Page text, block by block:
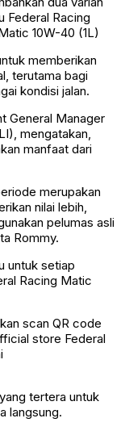
Federal Racing
10W-40 (1L)
memberikan
terutama bagi
kondisi jalan.
General Manager
mengatakan,
manfaat dari
merupakan
nilai lebih,
pelumas asli
Rommy.
untuk setiap
Racing Matic
scan QR code
store Federal
tertera untuk
langsung.